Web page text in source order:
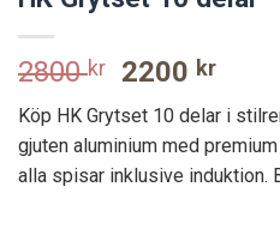
2800kr
Original
price
was:
2800 kr.
2200 kr
price
is:
Köp HK Grytset 10 delar i
gjuten aluminium med
alla spisar inklusive induktion.